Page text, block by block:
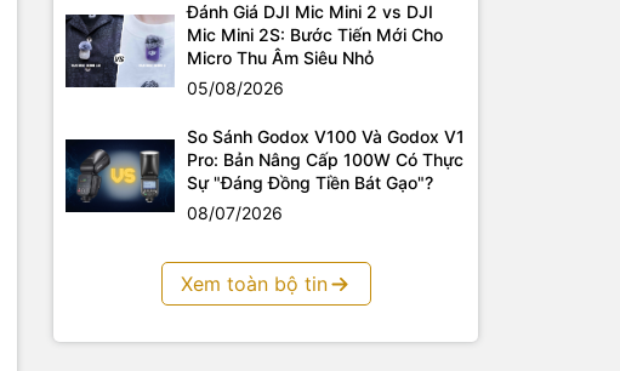
Đánh Giá DJI Mic Mini 2 vs DJI
Mic Mini 2S: Bước Tiến Mới Cho
Micro Thu Âm Siêu Nhỏ
05/08/2026
So Sánh Godox V100 Và Godox V1
Pro: Bản Nâng Cấp 100W Có Thực
Sự "Đáng Đồng Tiền Bát Gạo"?
08/07/2026
Xem toàn bộ tin